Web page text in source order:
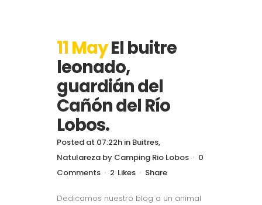
11 MayEl buitre
leonado,
guardián del
Cañón del Río
Lobos.
Posted at 07:22h in Buitres,
Natulareza by Camping Rio Lobos
0
Comments
2 Likes Share
Dedicamos nuestro blog a un animal